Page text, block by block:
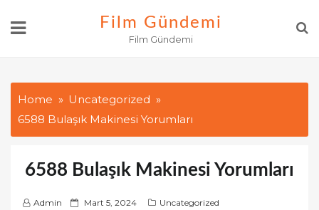
Film Gündemi
Film Gündemi
Home
Uncategorized
6588 Bulaşık Makinesi Yorumları
6588 Bulaşık Makinesi Yorumları
Admin
P Mart 5, 2024
Uncategorized